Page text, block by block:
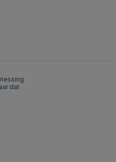
dat